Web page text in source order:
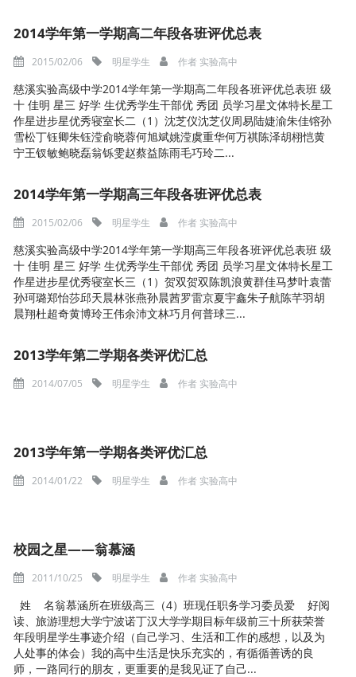
2014学年第一学期高二年段各班评优总表
2015/02/06 明星学生 作者 实验高中
慈溪实验高级中学2014学年第一学期高二年段各班评优总表班 级
十 佳明 星三 好学 生优秀学生干部优 秀团 员学习星文体特长星工
作星进步星优秀寝室长二（1）沈芝仪沈芝仪周易陆婕渝朱佳镕孙
雪松丁钰卿朱钰滢俞晓蓉何旭斌姚滢虞重华何万祺陈泽胡栩恺黄
宁王钗敏鲍晓磊翁铄雯赵蔡益陈雨毛巧玲二...
2014学年第一学期高三年段各班评优总表
2015/02/06 明星学生 作者 实验高中
慈溪实验高级中学2014学年第一学期高三年段各班评优总表班 级
十 佳明 星三 好学 生优秀学生干部优 秀团 员学习星文体特长星工
作星进步星优秀寝室长三（1）贺双贺双陈凯浪黄群佳马梦叶袁蕾
孙珂璐郑怡莎邱天晨林张燕孙晨茜罗雷京夏宇鑫朱子航陈芊羽胡
晨翔杜超奇黄博玲王伟余沛文林巧月何普球三...
2013学年第二学期各类评优汇总
2014/07/05 明星学生 作者 实验高中
2013学年第一学期各类评优汇总
2014/01/22 明星学生 作者 实验高中
校园之星——翁慕涵
2011/10/25 明星学生 作者 实验高中
姓 名翁慕涵所在班级高三（4）班现任职务学习委员爱 好阅
读、旅游理想大学宁波诺丁汉大学学期目标年级前三十所获荣誉
年段明星学生事迹介绍（自己学习、生活和工作的感想，以及为
人处事的体会）我的高中生活是快乐充实的，有循循善诱的良
师，一路同行的朋友，更重要的是我见证了自己...